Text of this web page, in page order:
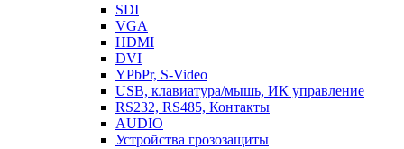
SDI
VGA
HDMI
DVI
YPbPr, S-Video
USB, клавиатура/мышь, ИК управление
RS232, RS485, Контакты
AUDIO
Устройства грозозащиты